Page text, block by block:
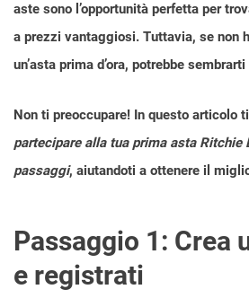
aste sono l’opportunità perfetta per
a prezzi vantaggiosi. Tuttavia, se non
un’asta prima d’ora, potrebbe
Non ti preoccupare! In questo articolo
partecipare alla tua prima asta Ritchie
passaggi, aiutandoti a ottenere il
Passaggio 1: Crea
e registrati